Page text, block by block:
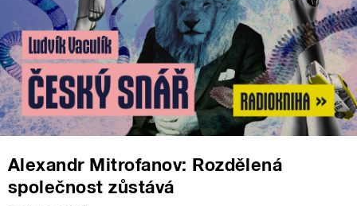
Alexandr Mitrofanov: Rozdělená
společnost zůstává